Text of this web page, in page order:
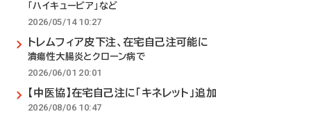
「ハイキュービア」など
2026/05/14 10:27
トレムフィア皮下注、在宅自己注可能に
潰瘍性大腸炎とクローン病で
2026/06/01 20:01
【中医協】在宅自己注に「キネレット」追加
2026/08/06 10:47